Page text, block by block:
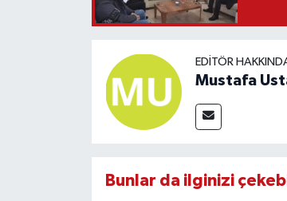
EDITÖR
Mustafa
Bunlar da ilginizi